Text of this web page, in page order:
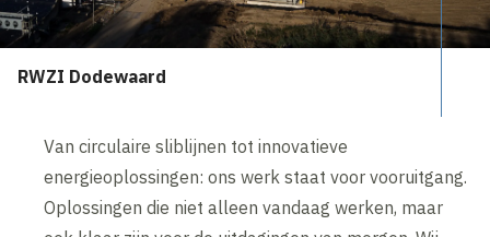
RWZI Dodewaard
Van circulaire sliblijnen tot innovatieve
energieoplossingen: ons werk staat voor vooruitgang.
Oplossingen die niet alleen vandaag werken, maar